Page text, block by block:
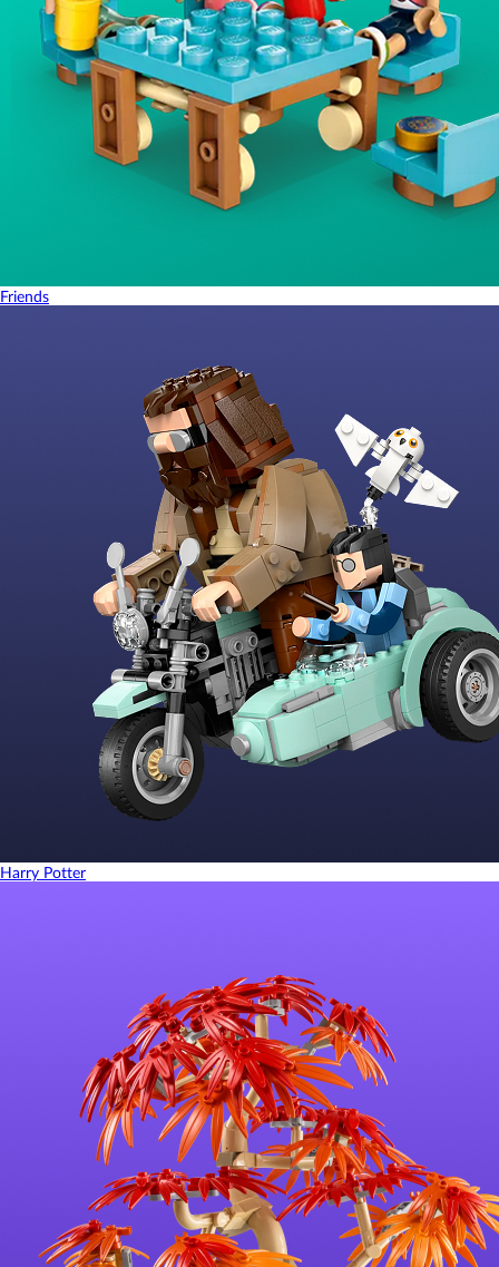
Friends
Harry Potter